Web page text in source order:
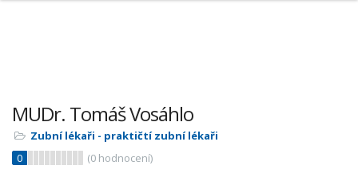
MUDr. Tomáš Vosáhlo
Zubní lékaři - praktičtí zubní lékaři
0
(0 hodnocení)